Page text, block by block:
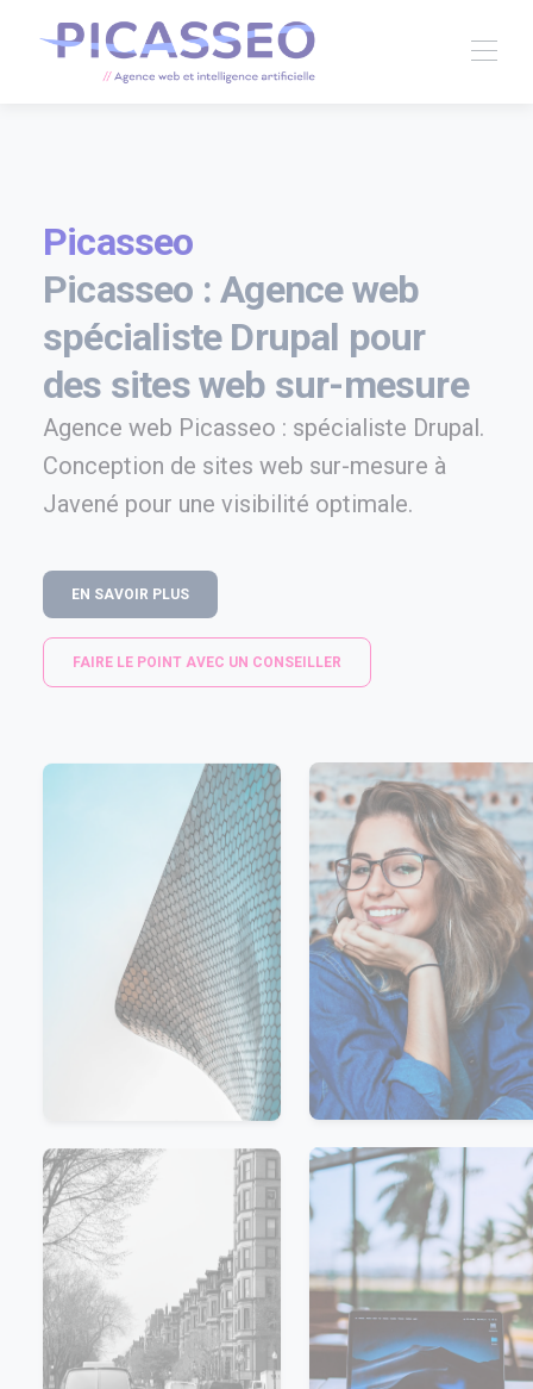
Picasseo
Picasseo : Agence web
spécialiste Drupal pour
des sites web sur-mesure
Agence web Picasseo : spécialiste Drupal.
Conception de sites web sur-mesure à
Javené pour une visibilité optimale.
EN SAVOIR PLUS
FAIRE LE POINT AVEC UN CONSEILLER